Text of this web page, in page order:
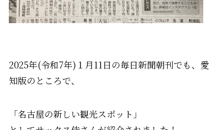
2025年(令和7年)１月11日の毎日新聞朝刊でも、愛
知版のところで、
「名古屋の新しい観光スポット」